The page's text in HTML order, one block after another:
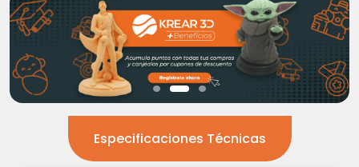
Especificaciones Técnicas